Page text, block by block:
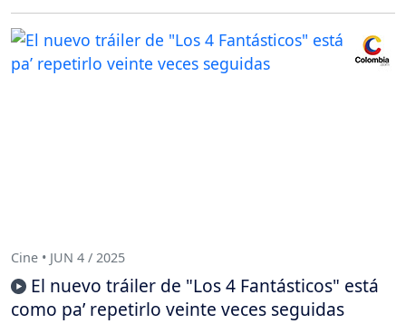
Cine • JUN 4 / 2025
El nuevo tráiler de "Los 4 Fantásticos" está
como pa’ repetirlo veinte veces seguidas